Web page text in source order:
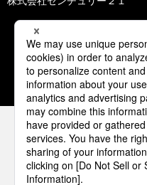
1 2 3
パナソニックの